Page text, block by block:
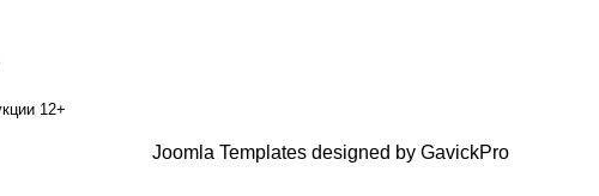
12+
Joomla Templates designed by GavickPro